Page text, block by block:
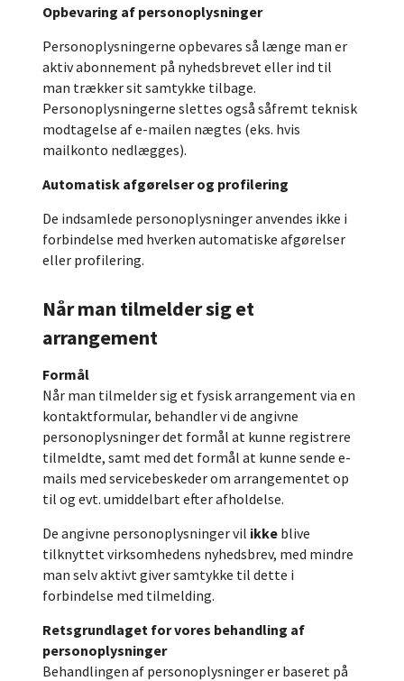
Opbevaring af personoplysninger
Personoplysningerne opbevares så længe man er
aktiv abonnement på nyhedsbrevet eller ind til
man trækker sit samtykke tilbage.
Personoplysningerne slettes også såfremt teknisk
modtagelse af e-mailen nægtes (eks. hvis
mailkonto nedlægges).
Automatisk afgørelser og profilering
De indsamlede personoplysninger anvendes ikke i
forbindelse med hverken automatiske afgørelser
eller profilering.
Når man tilmelder sig et
arrangement
Formål
Når man tilmelder sig et fysisk arrangement via en
kontaktformular, behandler vi de angivne
personoplysninger det formål at kunne registrere
tilmeldte, samt med det formål at kunne sende e-
mails med servicebeskeder om arrangementet op
til og evt. umiddelbart efter afholdelse.
De angivne personoplysninger vil ikke blive
tilknyttet virksomhedens nyhedsbrev, med mindre
man selv aktivt giver samtykke til dette i
forbindelse med tilmelding.
Retsgrundlaget for vores behandling af
personoplysninger
Behandlingen af personoplysninger er baseret på